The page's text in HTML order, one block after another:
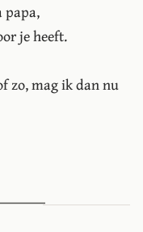
papa,
je heeft.
zo, mag ik dan nu